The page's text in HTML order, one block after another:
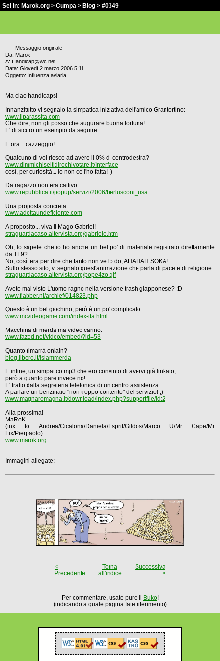
Sei in: Marok.org > Cumpa > Blog > #0349
-----Messaggio originale-----
Da: Marok
A: Handicap@wc.net
Data: Giovedì 2 marzo 2006 5:11
Oggetto: Influenza aviaria
Ma ciao handicaps!
Innanzitutto vi segnalo la simpatica iniziativa dell'amico Grantortino:
www.ilparassita.com
Che dire, non gli posso che augurare buona fortuna!
E' di sicuro un esempio da seguire...
E ora... cazzeggio!
Qualcuno di voi riesce ad avere il 0% di centrodestra?
www.dimmichiseitidirochivotare.it/Interface
così, per curiosità... io non ce l'ho fatta! :)
Da ragazzo non era cattivo...
www.repubblica.it/popup/servizi/2006/berlusconi_usa
Una proposta concreta:
www.adottaundeficiente.com
A proposito... viva il Mago Gabriel!
straguardacaso.altervista.org/gabriele.htm
Oh, lo sapete che io ho anche un bel po' di materiale registrato direttamente
da TF9?
No, così, era per dire che tanto non ve lo do, AHAHAH SOKA!
Sullo stesso sito, vi segnalo quest'animazione che parla di pace e di religione:
straguardacaso.altervista.org/pope4zo.gif
Avete mai visto L'uomo ragno nella versione trash giapponese? :D
www.flabber.nl/archief/014823.php
Questo è un bel giochino, però è un po' complicato:
www.mcvideogame.com/index-ita.html
Macchina di merda ma video carino:
www.fazed.net/video/embed/?id=53
Quanto rimarrà onlain?
blog.libero.it/islammerda
E infine, un simpatico mp3 che ero convinto di avervi già linkato,
però a quanto pare invece no!
E' tratto dalla segreteria telefonica di un centro assistenza.
A parlare un benzinaio "non troppo contento" del servizio! ;)
www.magnaromagna.it/download/index.php?supportfile/id:2
Alla prossima!
MaRoK
(tnx to Andrea/Cicalona/Daniela/Esprit/Gildos/Marco U/Mr Cape/Mr
Fix/Pierpaolo)
www.marok.org
Immagini allegate:
<
Precedente
Torna
all'indice
Successiva
>
Per commentare, usate pure il Buko!
(indicando a quale pagina fate riferimento)